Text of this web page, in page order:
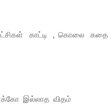
காட்டி , கொலை
இல்லாத விதம்